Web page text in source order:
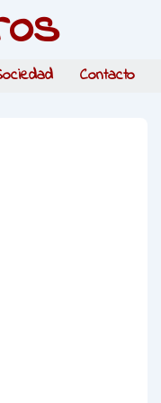
Contacto